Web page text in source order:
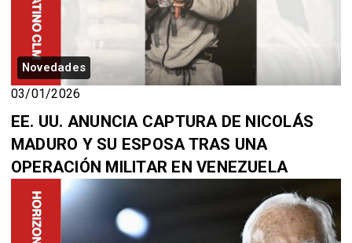
Novedades
03/01/2026
EE. UU. ANUNCIA CAPTURA DE NICOLÁS
MADURO Y SU ESPOSA TRAS UNA
OPERACIÓN MILITAR EN VENEZUELA